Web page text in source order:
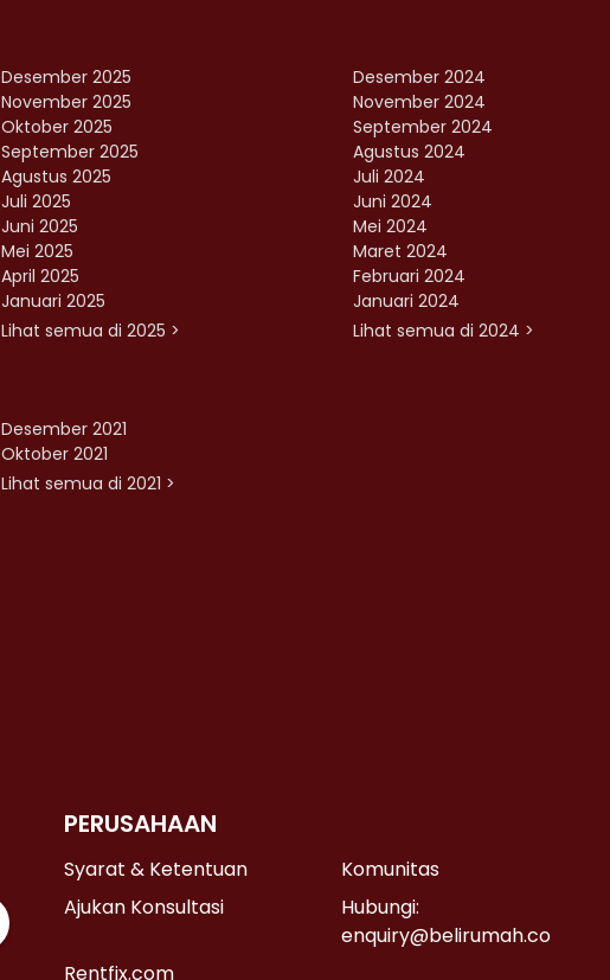
Desember 2025
November 2025
Oktober 2025
September 2025
Agustus 2025
Juli 2025
Juni 2025
Mei 2025
April 2025
Januari 2025
Lihat semua di 2025 >
Desember 2024
November 2024
September 2024
Agustus 2024
Juli 2024
Juni 2024
Mei 2024
Maret 2024
Februari 2024
Januari 2024
Lihat semua di 2024 >
Desember 2021
Oktober 2021
Lihat semua di 2021 >
PERUSAHAAN
Syarat & Ketentuan
Komunitas
Ajukan Konsultasi
Hubungi:
enquiry@belirumah.co
Rentfix.com